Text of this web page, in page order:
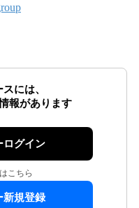
には、
報があります
ログイン
こちら
新規登録